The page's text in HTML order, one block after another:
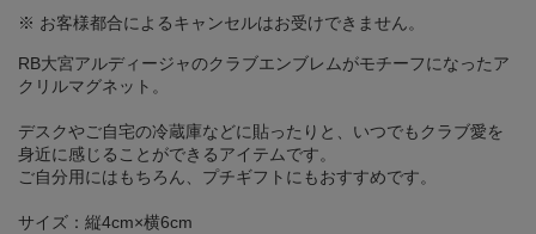
※ お客様都合によるキャンセルはお受けできません。
RB大宮アルディージャのクラブエンブレムがモチーフになったア
クリルマグネット。
デスクやご自宅の冷蔵庫などに貼ったりと、いつでもクラブ愛を
身近に感じることができるアイテムです。
ご自分用にはもちろん、プチギフトにもおすすめです。
サイズ：縦4cm×横6cm